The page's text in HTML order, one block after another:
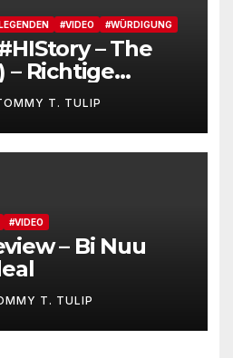
#VIDEO #WÜRDIGUNG
– The
– Richtige
T. TULIP
#VIDEO
– Bi Nuu
T. TULIP